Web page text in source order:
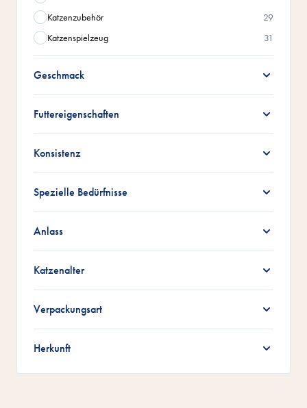
Katzenzubehör
29
Katzenspielzeug
31
Geschmack
Futtereigenschaften
Konsistenz
Spezielle Bedürfnisse
Anlass
Katzenalter
Verpackungsart
Herkunft